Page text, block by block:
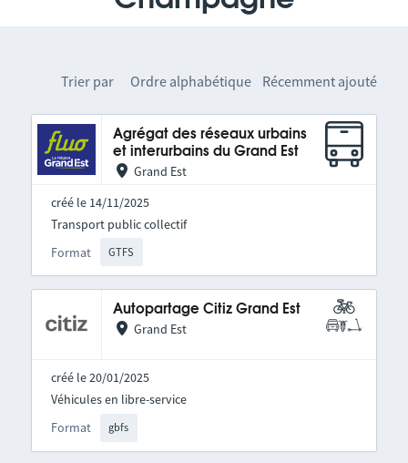
Trier par Ordre alphabétique Récemment ajouté
Agrégat des réseaux urbains
et interurbains du Grand Est
Grand Est
créé le 14/11/2025
Format GTFS
Transport public collectif
Autopartage Citiz Grand Est
Grand Est
créé le 20/01/2025
Format gbfs
Véhicules en libre-service